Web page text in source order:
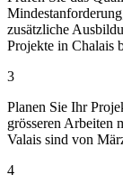
zusätzliche
Projekte in Chalais
3
Planen Sie Ihr
grösseren Arbeiten
Valais sind von
4